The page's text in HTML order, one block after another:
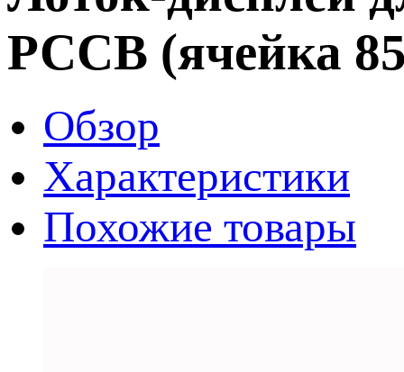
РССВ (ячейка
Обзор
Характеристики
Похожие товары